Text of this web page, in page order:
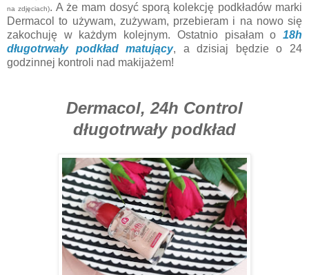
na zdjęciach). A że mam dosyć sporą kolekcję podkładów marki
Dermacol to używam, zużywam, przebieram i na nowo się
zakochuję w każdym kolejnym. Ostatnio pisałam o 18h
długotrwały podkład matujący, a dzisiaj będzie o 24
godzinnej kontroli nad makijażem!
Dermacol, 24h Control
długotrwały podkład